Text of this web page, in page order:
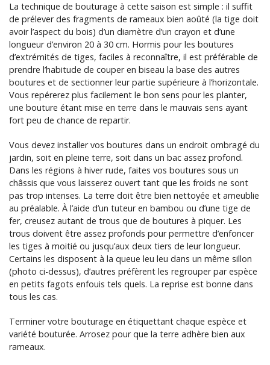
La technique de bouturage à cette saison est simple : il suffit
de prélever des fragments de rameaux bien aoûté (la tige doit
avoir l’aspect du bois) d’un diamètre d’un crayon et d’une
longueur d’environ 20 à 30 cm. Hormis pour les boutures
d’extrémités de tiges, faciles à reconnaître, il est préférable de
prendre l’habitude de couper en biseau la base des autres
boutures et de sectionner leur partie supérieure à l’horizontale.
Vous repérerez plus facilement le bon sens pour les planter,
une bouture étant mise en terre dans le mauvais sens ayant
fort peu de chance de repartir.
Vous devez installer vos boutures dans un endroit ombragé du
jardin, soit en pleine terre, soit dans un bac assez profond.
Dans les régions à hiver rude, faites vos boutures sous un
châssis que vous laisserez ouvert tant que les froids ne sont
pas trop intenses. La terre doit être bien nettoyée et ameublie
au préalable. À l’aide d’un tuteur en bambou ou d’une tige de
fer, creusez autant de trous que de boutures à piquer. Les
trous doivent être assez profonds pour permettre d’enfoncer
les tiges à moitié ou jusqu’aux deux tiers de leur longueur.
Certains les disposent à la queue leu leu dans un même sillon
(photo ci-dessus), d’autres préfèrent les regrouper par espèce
en petits fagots enfouis tels quels. La reprise est bonne dans
tous les cas.
Terminer votre bouturage en étiquettant chaque espèce et
variété bouturée. Arrosez pour que la terre adhère bien aux
rameaux.